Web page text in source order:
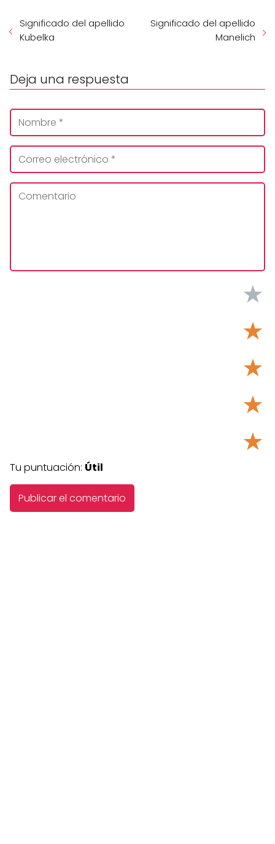
Significado del apellido
Kubelka
Significado del apellido
Manelich
Deja una respuesta
★
★
★
★
★
Tu puntuación: Útil